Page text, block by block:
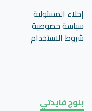
إخلاء المسئولية
سياسة خصوصية
شروط الاستخدام
بلوج فايدتي